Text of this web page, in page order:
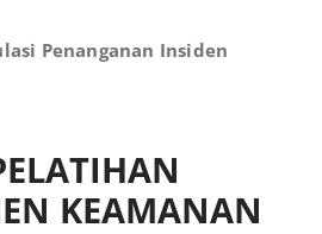
Penanganan Insiden
KEAMANAN